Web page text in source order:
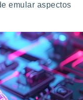
emular aspectos